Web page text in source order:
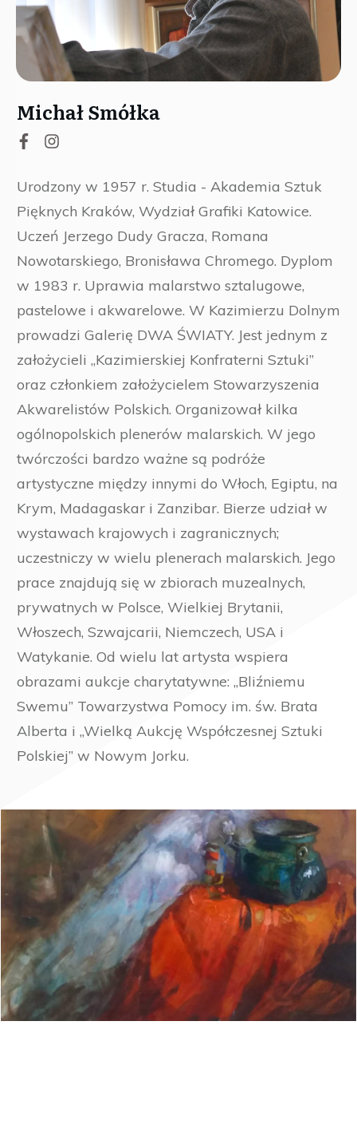
Michał Smółka
Urodzony w 1957 r. Studia - Akademia Sztuk
Pięknych Kraków, Wydział Grafiki Katowice.
Uczeń Jerzego Dudy Gracza, Romana
Nowotarskiego, Bronisława Chromego. Dyplom
w 1983 r. Uprawia malarstwo sztalugowe,
pastelowe i akwarelowe. W Kazimierzu Dolnym
prowadzi Galerię DWA ŚWIATY. Jest jednym z
założycieli „Kazimierskiej Konfraterni Sztuki”
oraz członkiem założycielem Stowarzyszenia
Akwarelistów Polskich. Organizował kilka
ogólnopolskich plenerów malarskich. W jego
twórczości bardzo ważne są podróże
artystyczne między innymi do Włoch, Egiptu, na
Krym, Madagaskar i Zanzibar. Bierze udział w
wystawach krajowych i zagranicznych;
uczestniczy w wielu plenerach malarskich. Jego
prace znajdują się w zbiorach muzealnych,
prywatnych w Polsce, Wielkiej Brytanii,
Włoszech, Szwajcarii, Niemczech, USA i
Watykanie. Od wielu lat artysta wspiera
obrazami aukcje charytatywne: „Bliźniemu
Swemu” Towarzystwa Pomocy im. św. Brata
Alberta i „Wielką Aukcję Współczesnej Sztuki
Polskiej” w Nowym Jorku.